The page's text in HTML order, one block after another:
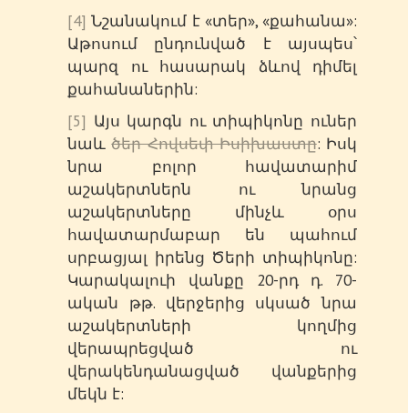
[4] Նշանակում է «տեր», «քահանա»:
Աթոսում ընդունված է այսպես՝
պարզ ու հասարակ ձևով դիմել
քահանաներին:
[5] Այս կարգն ու տիպիկոնը ուներ
նաևծեր Հովսեփ Իսիխաստը: Իսկ
նրա բոլոր հավատարիմ
աշակերտներն ու նրանց
աշակերտները մինչև օրս
հավատարմաբար են պահում
սրբացյալ իրենց Ծերի տիպիկոնը:
Կարակալուի վանքը 20-րդ դ. 70-
ական թթ. վերջերից սկսած նրա
աշակերտների կողմից
վերապրեցված ու
վերակենդանացված վանքերից
մեկն է: